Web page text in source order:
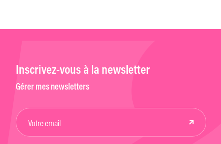
Inscrivez-vous à la newsletter
Gérer mes newsletters